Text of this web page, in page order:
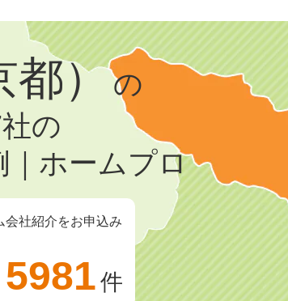
都）の
の
｜ホームプロ
会社紹介をお申込み
5981件